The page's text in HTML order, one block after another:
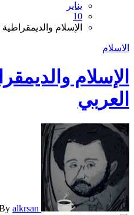
يناير
10
الإسلام
الاسلام
الإسلام
العربي
alkrsan